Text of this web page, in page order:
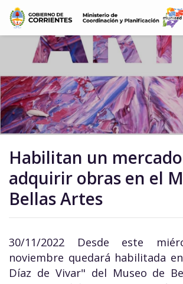
Habilitan un
adquirir obras en el
Bellas Artes
30/11/2022 Desde este
noviembre quedará habilitada
Díaz de Vivar" del Museo de